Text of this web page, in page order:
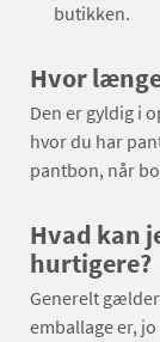
butikken.
Hvor
Den er gyldig i
hvor du har
pantbon, når
Hvad kan
hurtigere?
Generelt
emballage er,